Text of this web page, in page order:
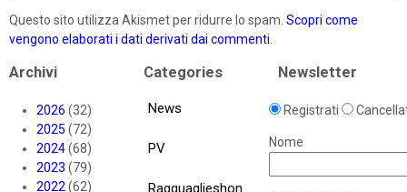
Questo sito utilizza Akismet per ridurre lo spam. Scopri come
vengono elaborati i dati derivati dai commenti.
Archivi
2026 (32)
2025 (72)
2024(68)
2023 (79)
2022(62)
Categories
News
PV
Ragguaglieshon
Newsletter
Registrati
Nome